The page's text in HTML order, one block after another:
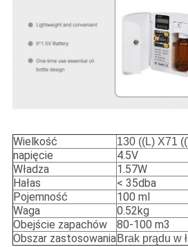
Wielkość 130 ((L) X71
napięcie
4.5V
Władza
1.57W
Hałas
< 35dba
Pojemność
100 ml
Waga
0.52kg
Obejście zapachów
80-100 m3
Obszar zastosowaniaBrak prądu w